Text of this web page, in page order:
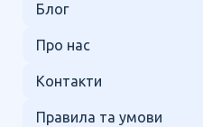
Блог
Про нас
Контакти
Правила та умови